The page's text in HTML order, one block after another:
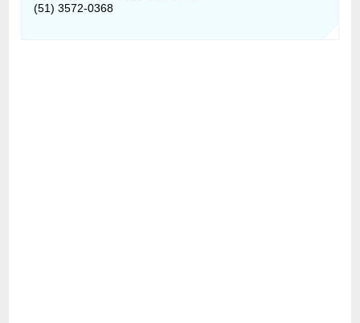
(51) 3572-0368